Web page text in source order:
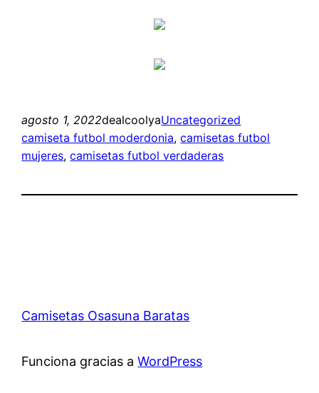
agosto 1, 2022dealcoolyaUncategorized
camiseta futbol moderdonia, camisetas futbol
mujeres, camisetas futbol verdaderas
Camisetas Osasuna Baratas
Funciona gracias aWordPress